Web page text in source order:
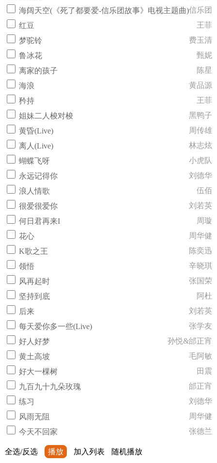
海阔天空(《死了都要爱-信乐团故事》电视主题曲)信乐团
红豆
王菲
梦驼铃
费玉清
鲁冰花
甄妮
离家的孩子
陈星
海浪
黄品源
矜持
王菲
姐妹二人梭对梭
黑鸭子
黄昏(Live)
周传雄
离人(Live)
林志炫
蝴蝶飞呀
小虎队
永远记得你
刘德华
浪人情歌
伍佰
很爱很爱你
刘若英
何日君再来I
周璇
花心
周华健
K歌之王
陈奕迅
领悟
辛晓琪
风再起时
张国荣
坚持到底
阿杜
后来
刘若英
每天爱你多一些(Live)
张学友
好人好梦
孙悦&邰正宵
黄土高坡
毛阿敏
好大一棵树
田震
九百九十九朵玫瑰
邰正宵
练习
刘德华
风雨无阻
周华健
今天不回家
张德兰
全选/反选 播放 加入列表 随机播放